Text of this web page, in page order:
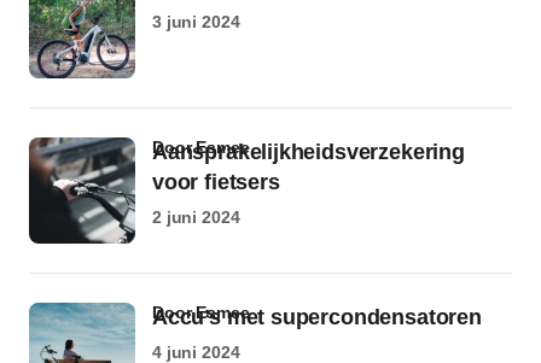
3 juni 2024
Aansprakelijkheidsverzekering
voor fietsers
door Esmee
2 juni 2024
Accu’s met supercondensatoren
door Esmee
4 juni 2024